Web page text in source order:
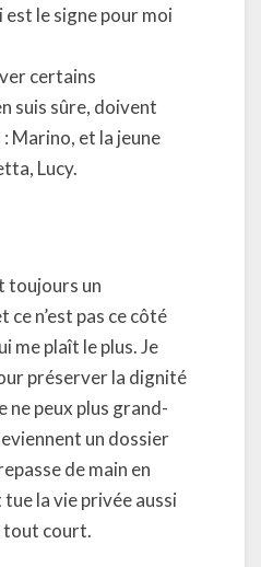
est le signe pour moi
certains
suis sûre, doivent
Marino, et la jeune
Lucy.
toujours un
ce n’est pas ce côté
me plaît le plus. Je
préserver la dignité
ne peux plus grand-
un dossier
de main en
la vie privée aussi
tout court.